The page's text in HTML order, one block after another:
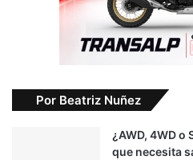
Por Beatriz Nuñez
¿AWD, 4WD o
que necesita